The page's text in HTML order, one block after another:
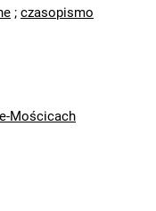
im.
im.
im.
; czasopismo
Mościcach